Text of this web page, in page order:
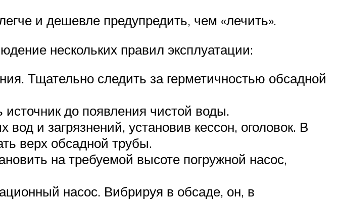
и дешевле предупредить, чем «лечить».
нескольких правил эксплуатации:
Тщательно следить за герметичностью обсадной
до появления чистой воды.
и загрязнений, установив кессон, оголовок. В
верх обсадной трубы.
на требуемой высоте погружной насос,
насос. Вибрируя в обсаде, он, в